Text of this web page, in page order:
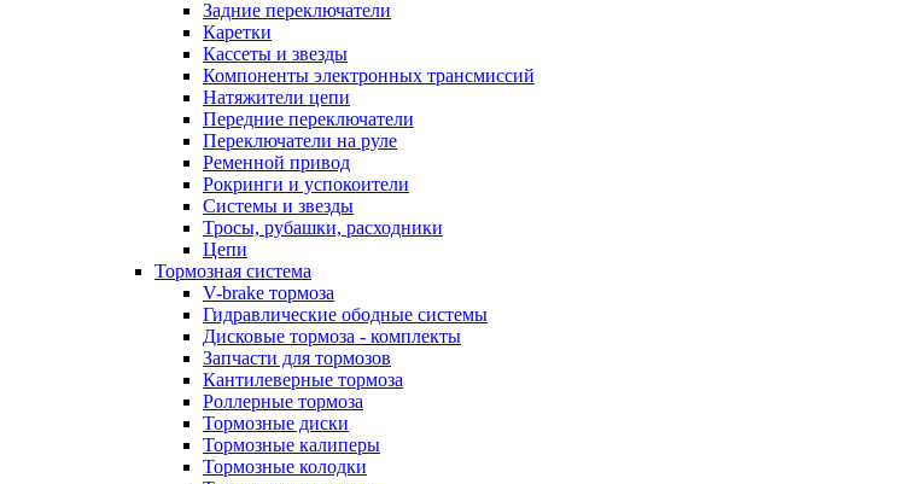
Задние переключатели
Каретки
Кассеты и звезды
Компоненты электронных трансмиссий
Натяжители цепи
Передние переключатели
Переключатели на руле
Ременной привод
Рокринги и успокоители
Системы и звезды
Тросы, рубашки, расходники
Цепи
Тормозная система
V-brake тормоза
Гидравлические ободные системы
Дисковые тормоза - комплекты
Запчасти для тормозов
Кантилеверные тормоза
Роллерные тормоза
Тормозные диски
Тормозные калиперы
Тормозные колодки